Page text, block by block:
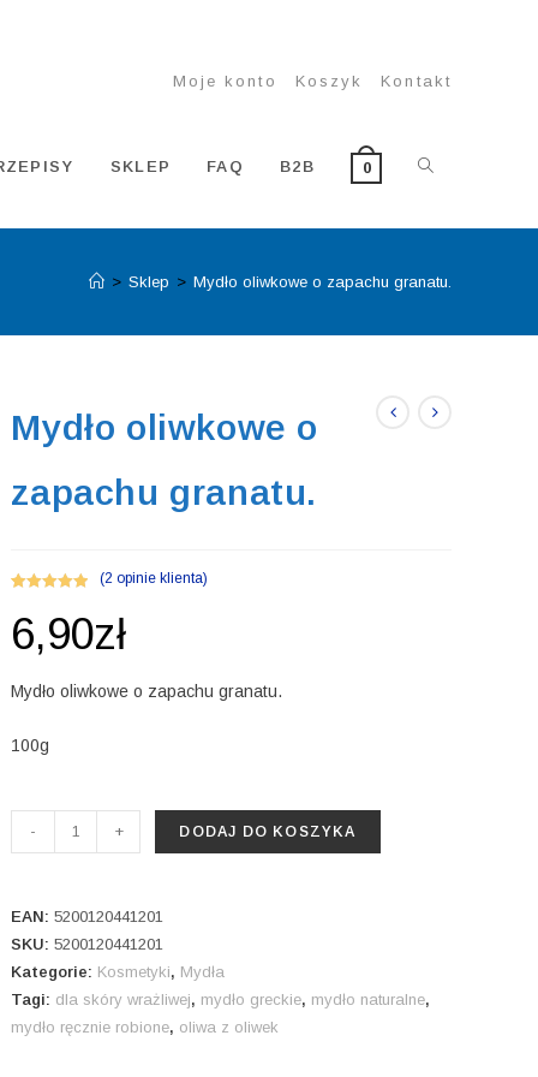
Moje konto Koszyk Kontakt
SKLEP FAQ B2B 0 TOGGLE
WEBSITE
SEARCH
> Sklep > Mydło oliwkowe o zapachu granatu.
Mydło oliwkowe o
zapachu granatu.
5.00
na 5 na
podstawie
klientów
(2 opinie klienta)
6,90zł
Mydło oliwkowe o zapachu granatu.
100g
Mydło
o
zapachu
granatu.
- + DODAJ DO KOSZYKA
EAN:5200120441201
SKU:5200120441201
Kategorie: Kosmetyki, Mydła
Tagi: dla skóry wrażliwej, mydło greckie, mydło naturalne,
mydło ręcznie robione, oliwa z oliwek